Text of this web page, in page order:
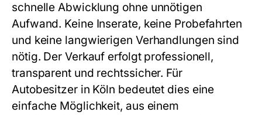
schnelle Abwicklung ohne unnötigen
Aufwand. Keine Inserate, keine Probefahrten
und keine langwierigen Verhandlungen sind
nötig. Der Verkauf erfolgt professionell,
transparent und rechtssicher. Für
Autobesitzer in Köln bedeutet dies eine
einfache Möglichkeit, aus einem